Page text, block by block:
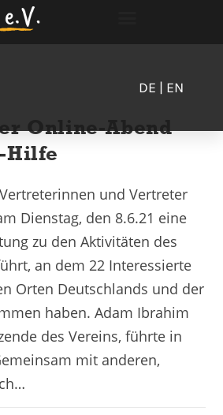
DE | EN
Online-Abend
Hilfe
und Vertreter
Dienstag, den 8.6.21 eine
zu den Aktivitäten des
an dem 22 Interessierte
Orten Deutschlands und der
haben. Adam Ibrahim
des Vereins, führte in
mit anderen,